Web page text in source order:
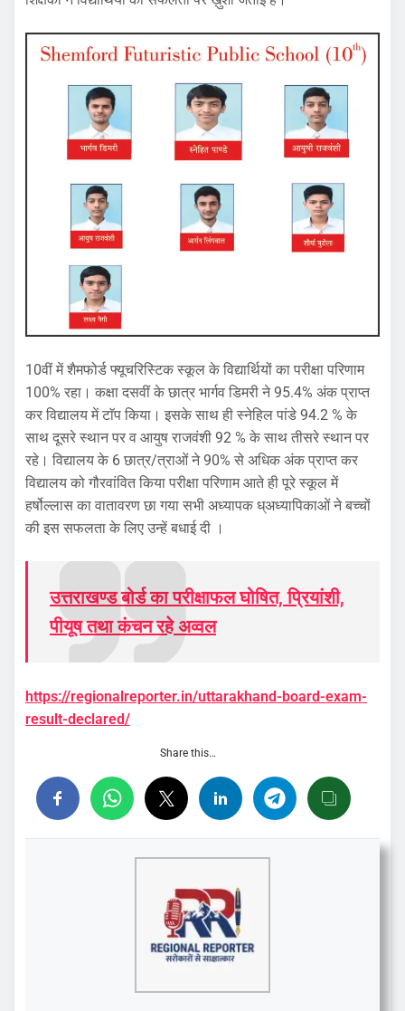
10वीं में शैमफोर्ड फ्यूचरिस्टिक स्कूल के विद्यार्थियों का परीक्षा परिणाम
100% रहा। कक्षा दसवीं के छात्र भार्गव डिमरी ने 95.4% अंक प्राप्त
कर विद्यालय में टाॅप किया। इसके साथ ही स्नेहिल पांडे 94.2 % के
साथ दूसरे स्थान पर व आयुष राजवंशी 92 % के साथ तीसरे स्थान पर
रहे। विद्यालय के 6 छात्र/त्राओं ने 90% से अधिक अंक प्राप्त कर
विद्यालय को गौरवांवित किया परीक्षा परिणाम आते ही पूरे स्कूल में
हर्षोल्लास का वातावरण छा गया सभी अध्यापक ध्अध्यापिकाओं ने बच्चों
की इस सफलता के लिए उन्हें बधाई दी ।
उत्तराखण्ड बोर्ड का परीक्षाफल घोषित, प्रियांशी,
पीयूष तथा कंचन रहे अव्वल
https://regionalreporter.in/uttarakhand-board-exam-
result-declared/
Share this…